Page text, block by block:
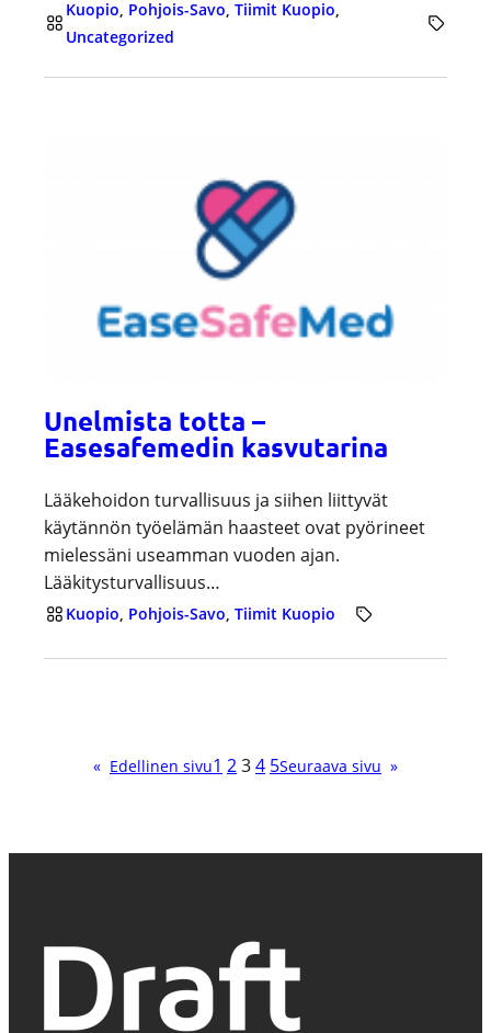
Kuopio, Pohjois-Savo, Tiimit Kuopio
Uncategorized
Unelmista totta –
Easesafemedin kasvutarina
Lääkehoidon turvallisuus ja siihen liittyvät
käytännön työelämän haasteet ovat pyörineet
mielessäni useamman vuoden ajan.
Lääkitysturvallisuus…
Kuopio, Pohjois-Savo, Tiimit Kuopio
« Edellinen sivu1 234 5Seuraava sivu »